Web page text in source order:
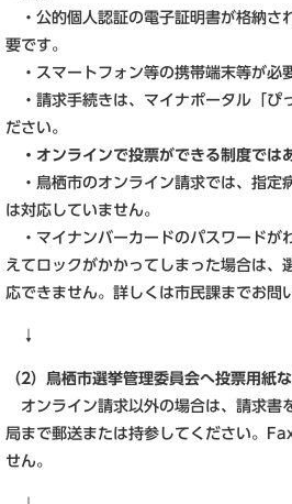
・公的個人認証の電子証明書が格納さ
要です。
・スマートフォン等の携帯端末等が必
・請求手続きは、マイナポータル「ぴ
ださい。
・オンラインで投票ができる制度では
・鳥栖市のオンライン請求では、指定
は対応していません。
・マイナンバーカードのパスワードが
えてロックがかかってしまった場合は、
応できません。詳しくは市民課までお問
↓
（2）鳥栖市選挙管理委員会へ投票用紙
オンライン請求以外の場合は、請求書
局まで郵送または持参してください。
せん。